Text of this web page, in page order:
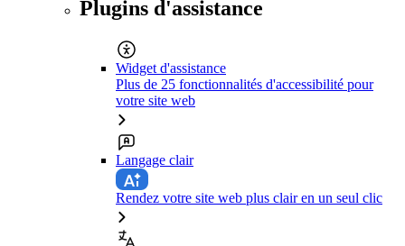
Plugins d'assistance
Widget d'assistance
Plus de 25 fonctionnalités d'accessibilité pour
votre site web
Langage clair
Rendez votre site web plus clair en un seul clic